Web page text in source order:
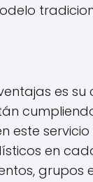
es
este
en
grupos